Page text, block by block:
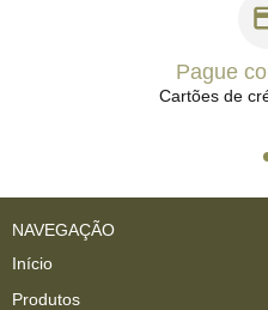
Pague
Cartões de
NAVEGAÇÃO
Início
Produtos